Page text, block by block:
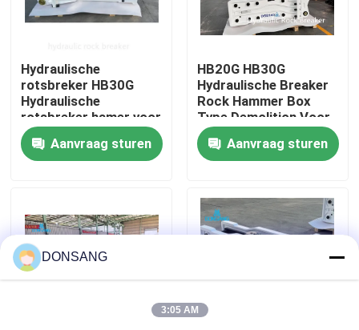
Ongeveer ons
Fabrieksreis
Kwaliteitscontrole
Verzoek om een Citaat
Hydraulische Rotsbreker
Graafwerktuig hydraulische Breker
Hydraulische
rotsbreker HB30G
Hydraulische
rotsbreker hamer voor
30 ton 40 ton
graafmachine
Aanvraag sturen
HB20G HB30G
Hydraulische Breaker
Rock Hammer Box
Type Demolition Voor
Cat330 graafmachine
Aanvraag sturen
DONSANG
3:05 AM